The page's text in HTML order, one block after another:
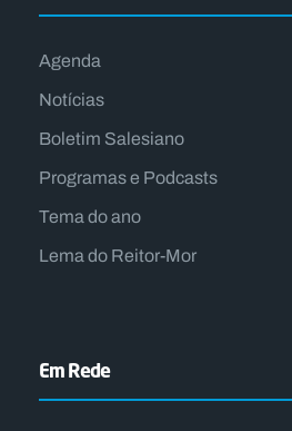
Agenda
Notícias
Boletim Salesiano
Programas e Podcasts
Tema do ano
Lema do Reitor-Mor
Em Rede